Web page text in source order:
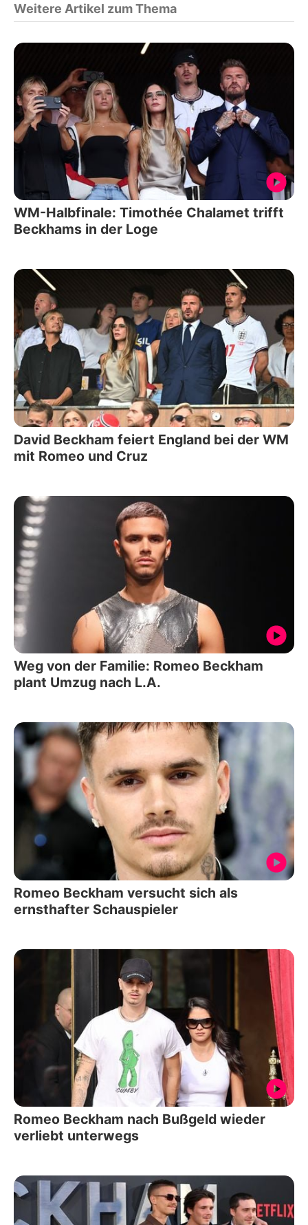
Weitere Artikel zum Thema
WM-Halbfinale: Timothée Chalamet trifft
Beckhams in der Loge
David Beckham feiert England bei der WM
mit Romeo und Cruz
Weg von der Familie: Romeo Beckham
plant Umzug nach L.A.
Romeo Beckham versucht sich als
ernsthafter Schauspieler
Romeo Beckham nach Bußgeld wieder
verliebt unterwegs